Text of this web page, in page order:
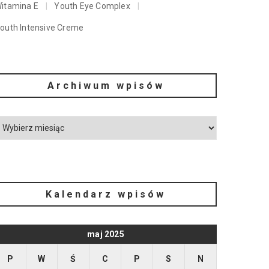
E Youth Eye Complex
Intensive Creme
Archiwum wpisów
Kalendarz wpisów
maj 2025
P W Ś C P S N